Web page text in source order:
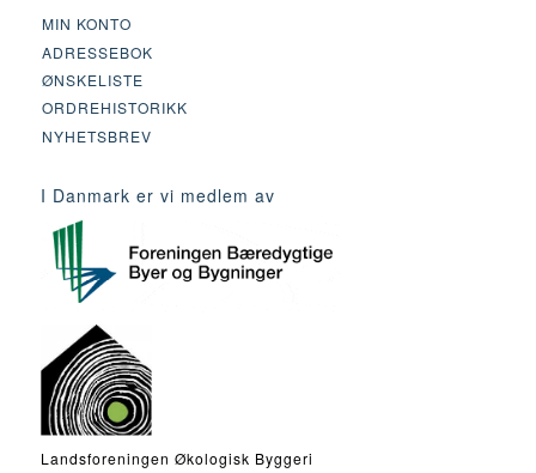
MIN KONTO
ADRESSEBOK
ØNSKELISTE
ORDREHISTORIKK
NYHETSBREV
I Danmark er vi medlem av
Landsforeningen Økologisk Byggeri